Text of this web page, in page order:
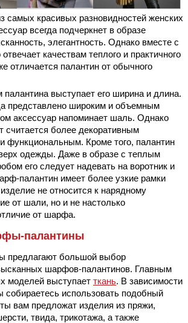
самых красивых разновидностей женских
всегда подчеркнет в образе
элегантность. Однако вместе с
качествам теплого и практичного
отличается палантин от обычного
выступает его ширина и длина.
представлено широким и объемным
аксессуар напоминает шаль. Однако
считается более декоративным
функциональным. Кроме того, палантин
одежды. Даже в образе с теплым
его следует надевать на воротник и
палантин имеет более узкие рамки
не относится к нарядному
от шали, но и не настолько
от шарфа.
палантины
предлагают большой выбор
шарфов-палантинов. Главным
моделей выступает ткань. В зависимости
собираетесь использовать подобный
вам предложат изделия из пряжи,
твида, трикотажа, а также